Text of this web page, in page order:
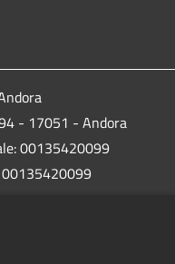
- 17051 - Andora
00135420099